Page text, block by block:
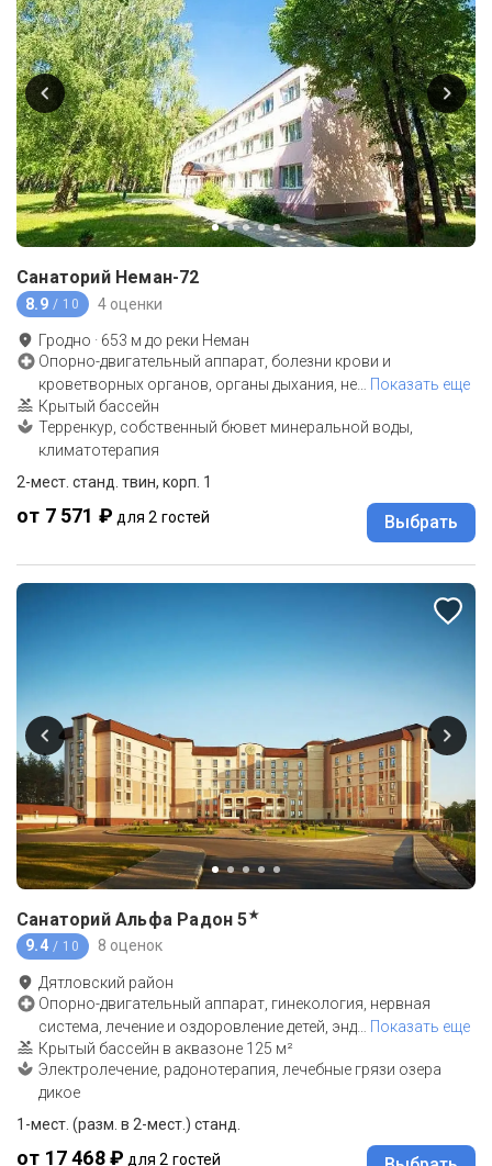
Санаторий Неман-72
8.9 / 10 4 оценки
Гродно · 653 м до реки Неман
Опорно-двигательный аппарат, болезни крови и
кроветворных органов, органы дыхания, не
Показать еще
Крытый бассейн
Терренкур, собственный бювет минеральной воды,
климатотерапия
2-мест. станд. твин, корп. 1
от 7 571 ₽ для 2 гостей Выбрать
Санаторий Альфа Радон 5★
9.4 / 10 8 оценок
Дятловский район
Опорно-двигательный аппарат, гинекология, нервная
система, лечение и оздоровление детей, энд
Показать еще
Крытый бассейн в аквазоне 125 м²
Электролечение, радонотерапия, лечебные грязи озера
дикое
1-мест. (разм. в 2-мест.) станд.
от 17 468 ₽ для 2 гостей